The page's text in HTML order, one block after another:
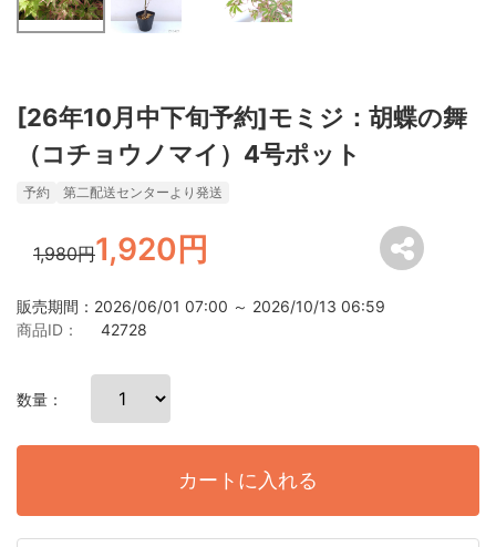
[26年10月中下旬予約]モミジ：胡蝶の舞
（コチョウノマイ）4号ポット
予約 第二配送センターより発送
1,980円1,920円
販売期間：2026/06/01 07:00 ～ 2026/10/13 06:59
商品ID：
42728
数量：
カートに入れる